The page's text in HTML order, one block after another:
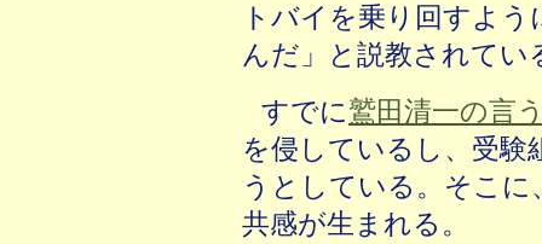
トバイを乗り回すよ
んだ」と説教されてい
すでに鷲田清一の言
を侵しているし、受験
うとしている。そこ
共感が生まれる。